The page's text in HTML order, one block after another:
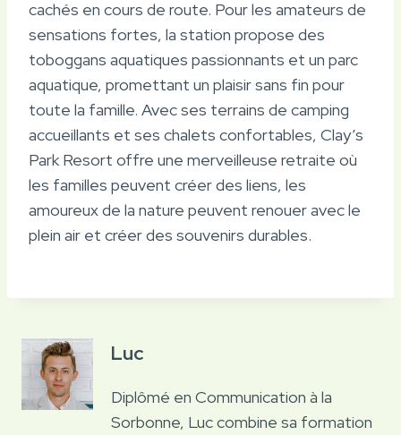
cachés en cours de route. Pour les amateurs de
sensations fortes, la station propose des
toboggans aquatiques passionnants et un parc
aquatique, promettant un plaisir sans fin pour
toute la famille. Avec ses terrains de camping
accueillants et ses chalets confortables, Clay’s
Park Resort offre une merveilleuse retraite où
les familles peuvent créer des liens, les
amoureux de la nature peuvent renouer avec le
plein air et créer des souvenirs durables.
Luc
Diplômé en Communication à la
Sorbonne, Luc combine sa formation